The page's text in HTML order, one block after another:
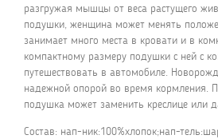
разгружая мышцы от веса растущего
подушки, женщина может менять
занимает много места в кровати и в
компактному размеру подушки с ней с
путешествовать в автомобиле.
надежной опорой во время кормления.
подушка может заменить креслице или
Состав: нап-ник:100%хлопок;нап-